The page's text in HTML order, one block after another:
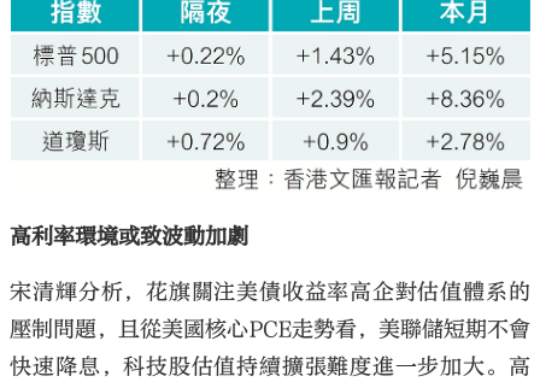
高利率環境或致波動加劇
宋清輝分析，花旗關注美債收益率高企對估值體系的
壓制問題，且從美國核心PCE走勢看，美聯儲短期不會
快速降息，科技股估值持續擴張難度進一步加大。高